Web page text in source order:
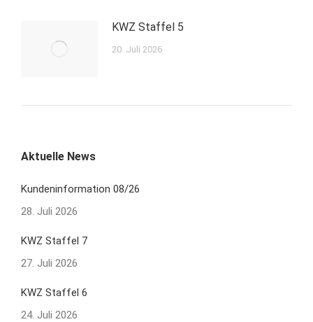
KWZ Staffel 5
20. Juli 2026
Aktuelle News
Kundeninformation 08/26
28. Juli 2026
KWZ Staffel 7
27. Juli 2026
KWZ Staffel 6
24. Juli 2026